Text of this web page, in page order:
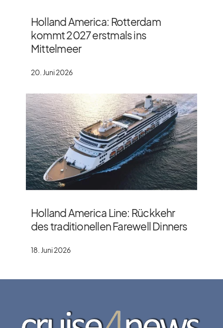
Holland America: Rotterdam
kommt 2027 erstmals ins
Mittelmeer
20. Juni 2026
Holland America Line: Rückkehr
des traditionellen Farewell Dinners
18. Juni 2026